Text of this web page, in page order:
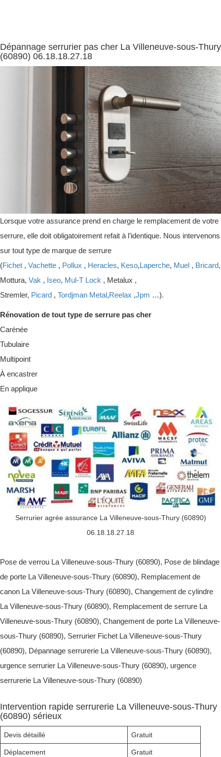
Dépannage serrurier pas cher La Villeneuve-sous-Thury
(60890) 06.18.18.27.18
Lorsque votre assurance prend en charge le remplacement de votre
serrure, elle doit obligatoirement refait à l’identique. Nous intervenons
sur tout type de marque de serrure
(Fichet , Vachette , Pollux , Heracles, Keso,Laperche, Muel , Bricard,
Mottura, Vak , Iseo, Mul-T Lock , Metalux ,
Stremler, Picard , Tordjman Metal,Reelax ,Jpm …).
Rénovation de tout type de serrure pas cher
Carénée
Tubulaire
Multipoint
À encastrer
En applique
Serrurier agrée assurance La Villeneuve-sous-Thury (60890)
06.18.18.27.18
Pose de verrou La Villeneuve-sous-Thury (60890), Pose de blindage
de porte La Villeneuve-sous-Thury (60890), Remplacement de
canon La Villeneuve-sous-Thury (60890), Changement de cylindre
La Villeneuve-sous-Thury (60890), Remplacement de serrure La
Villeneuve-sous-Thury (60890), Changement de porte La Villeneuve-
sous-Thury (60890), Serrurier Fichet La Villeneuve-sous-Thury
(60890), Dépannage serrurerie La Villeneuve-sous-Thury (60890),
urgence serrurier La Villeneuve-sous-Thury (60890), urgence
serrurerie La Villeneuve-sous-Thury (60890)
Intervention rapide serrurerie La Villeneuve-sous-Thury
(60890) sérieux
Devis détaillé Gratuit
Déplacement Gratuit